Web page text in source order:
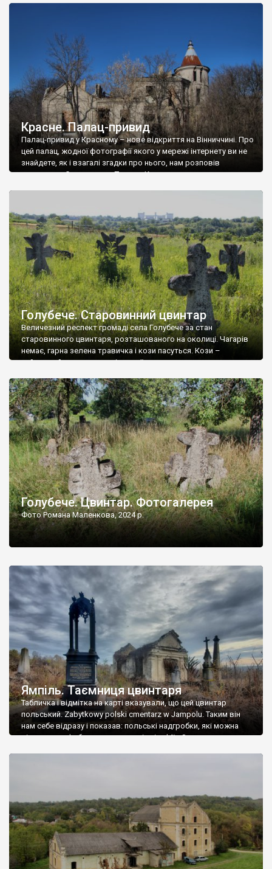
Красне. Палац-привид
Палац-привид у Красному – нове відкриття на Вінниччині. Про
цей палац, жодної фотографії якого у мережі інтернету ви не
знайдете, як і взагалі згадки про нього, нам розповів
мешканець Самгородка. Палац у Красному вразив не лише
Голубече. Старовинний цвинтар
Величезний респект громаді села Голубече за стан
старовинного цвинтаря, розташованого на околиці. Чагарів
немає, гарна зелена травичка і кози пасуться. Кози –
найкращий регулятор шкідливої, для старих кладовищ,
бруньками, кози ті бруньки обгризають, бо то улюблений
делікатес. На цвинтарі у Голубечому ціла колекція
різноманітних форм хрестів. Село відносно невелике, […]
Голубече. Цвинтар. Фотогалерея
Фото Романа Маленкова, 2024 р.
Ямпіль. Таємниця цвинтаря
Табличка і відмітка на карті вказували, що цей цвинтар
польський. Zabytkowy polski cmentarz w Jampolu. Таким він
нам себе відразу і показав: польські надгробки, які можна
віднести до фабричних, польські епітафії… Загалом цвинтар